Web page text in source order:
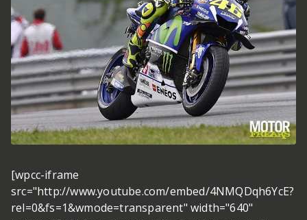
[wpcc-iframe
src="http://www.youtube.com/embed/4NMQDqh6YcE?
rel=0&fs=1&wmode=transparent" width="640"